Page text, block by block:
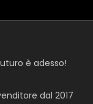
è adesso!
dal 2017